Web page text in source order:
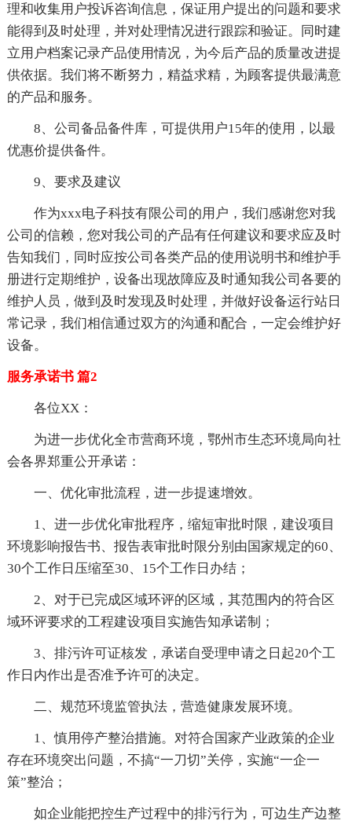
理和收集用户投诉咨询信息，保证用户提出的问题和要求
能得到及时处理，并对处理情况进行跟踪和验证。同时建
立用户档案记录产品使用情况，为今后产品的质量改进提
供依据。我们将不断努力，精益求精，为顾客提供最满意
的产品和服务。
8、公司备品备件库，可提供用户15年的使用，以最
优惠价提供备件。
9、要求及建议
作为xxx电子科技有限公司的用户，我们感谢您对我
公司的信赖，您对我公司的产品有任何建议和要求应及时
告知我们，同时应按公司各类产品的使用说明书和维护手
册进行定期维护，设备出现故障应及时通知我公司各要的
维护人员，做到及时发现及时处理，并做好设备运行站日
常记录，我们相信通过双方的沟通和配合，一定会维护好
设备。
服务承诺书 篇2
各位XX：
为进一步优化全市营商环境，鄂州市生态环境局向社
会各界郑重公开承诺：
一、优化审批流程，进一步提速增效。
1、进一步优化审批程序，缩短审批时限，建设项目
环境影响报告书、报告表审批时限分别由国家规定的60、
30个工作日压缩至30、15个工作日办结；
2、对于已完成区域环评的区域，其范围内的符合区
域环评要求的工程建设项目实施告知承诺制；
3、排污许可证核发，承诺自受理申请之日起20个工
作日内作出是否准予许可的决定。
二、规范环境监管执法，营造健康发展环境。
1、慎用停产整治措施。对符合国家产业政策的企业
存在环境突出问题，不搞“一刀切”关停，实施“一企一
策”整治；
如企业能把控生产过程中的排污行为，可边生产边整